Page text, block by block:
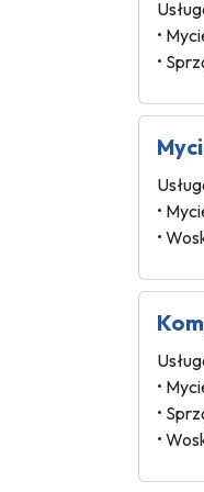
•
•
•
•
•
•
•